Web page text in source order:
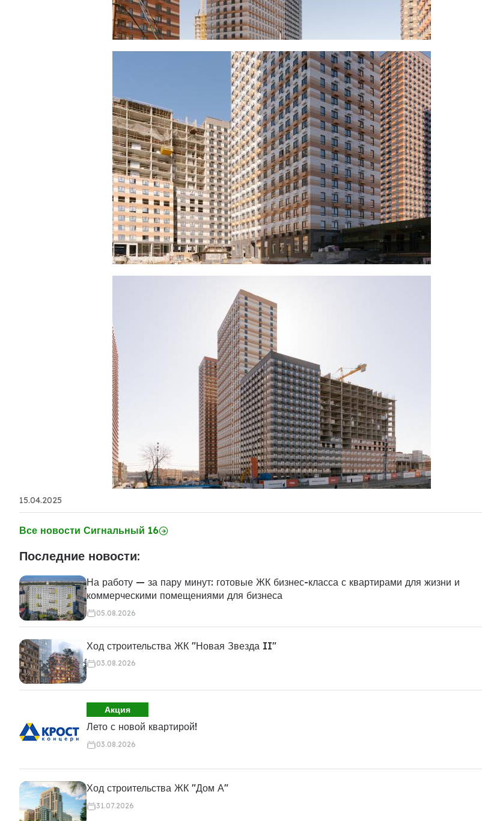
15.04.2025
Все новости Сигнальный 16
Последние новости:
На работу — за пару минут: готовые ЖК бизнес-класса с квартирами для жизни и
коммерческими помещениями для бизнеса
05.08.2026
Ход строительства ЖК "Новая Звезда II"
03.08.2026
Акция
Лето с новой квартирой!
03.08.2026
Ход строительства ЖК "Дом А"
31.07.2026